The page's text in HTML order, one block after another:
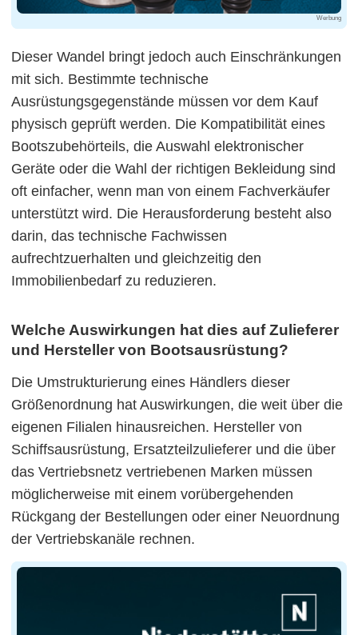
Werbung
Dieser Wandel bringt jedoch auch Einschränkungen
mit sich. Bestimmte technische
Ausrüstungsgegenstände müssen vor dem Kauf
physisch geprüft werden. Die Kompatibilität eines
Bootszubehörteils, die Auswahl elektronischer
Geräte oder die Wahl der richtigen Bekleidung sind
oft einfacher, wenn man von einem Fachverkäufer
unterstützt wird. Die Herausforderung besteht also
darin, das technische Fachwissen
aufrechtzuerhalten und gleichzeitig den
Immobilienbedarf zu reduzieren.
Welche Auswirkungen hat dies auf Zulieferer
und Hersteller von Bootsausrüstung?
Die Umstrukturierung eines Händlers dieser
Größenordnung hat Auswirkungen, die weit über die
eigenen Filialen hinausreichen. Hersteller von
Schiffsausrüstung, Ersatzteilzulieferer und die über
das Vertriebsnetz vertriebenen Marken müssen
möglicherweise mit einem vorübergehenden
Rückgang der Bestellungen oder einer Neuordnung
der Vertriebskanäle rechnen.